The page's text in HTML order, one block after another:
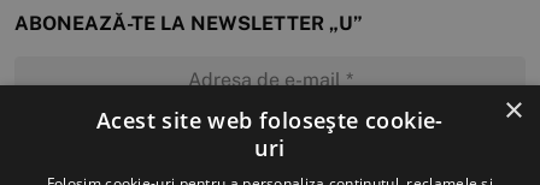
ABONEAZĂ-TE LA NEWSLETTER „U”
MĂ ABONEZ
×
Acest site web folosește cookie-
uri